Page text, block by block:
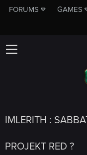
FORUMS GAMES
IMLERITH :
PROJEKT RED ?